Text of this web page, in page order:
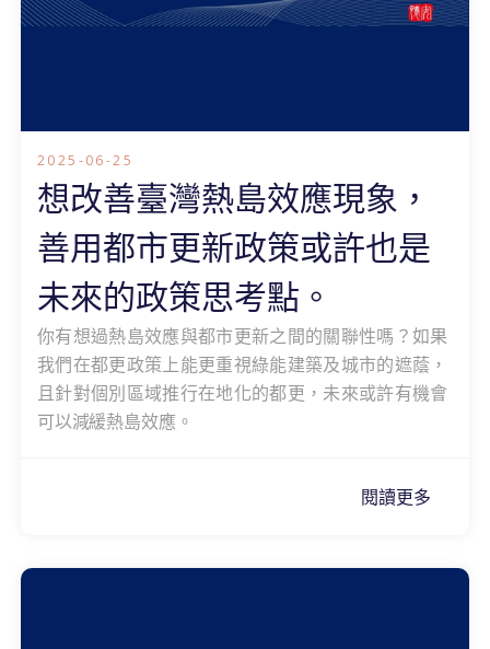
2025-06-25
想改善臺灣熱島效應現象，
善用都市更新政策或許也是
未來的政策思考點。
你有想過熱島效應與都市更新之間的關聯性嗎？如果
我們在都更政策上能更重視綠能建築及城市的遮蔭，
且針對個別區域推行在地化的都更，未來或許有機會
可以減緩熱島效應。
閱讀更多